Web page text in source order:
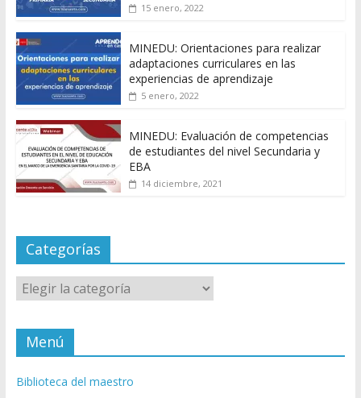
15 enero, 2022
MINEDU: Orientaciones para realizar
adaptaciones curriculares en las
experiencias de aprendizaje
5 enero, 2022
MINEDU: Evaluación de competencias
de estudiantes del nivel Secundaria y
EBA
14 diciembre, 2021
Categorías
Categorías
Menú
Biblioteca del maestro